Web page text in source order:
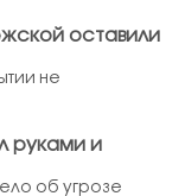
оставили
не
руками и
об угрозе